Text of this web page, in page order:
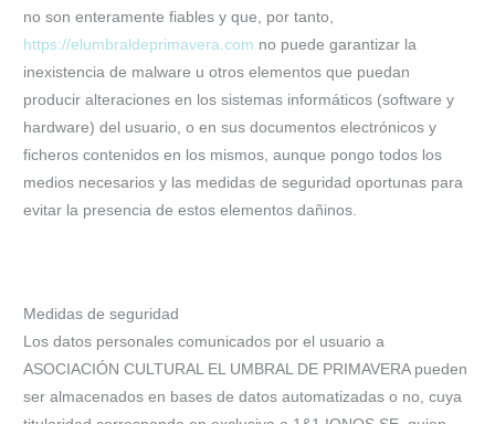
no son enteramente fiables y que, por tanto,
https://elumbraldeprimavera.com no puede garantizar la
inexistencia de malware u otros elementos que puedan
producir alteraciones en los sistemas informáticos (software y
hardware) del usuario, o en sus documentos electrónicos y
ficheros contenidos en los mismos, aunque pongo todos los
medios necesarios y las medidas de seguridad oportunas para
evitar la presencia de estos elementos dañinos.
Medidas de seguridad
Los datos personales comunicados por el usuario a
ASOCIACIÓN CULTURAL EL UMBRAL DE PRIMAVERA pueden
ser almacenados en bases de datos automatizadas o no, cuya